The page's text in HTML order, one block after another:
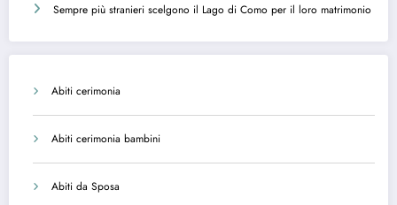
Sempre più stranieri scelgono il Lago di Como per il loro matrimonio
Abiti cerimonia
Abiti cerimonia bambini
Abiti da Sposa